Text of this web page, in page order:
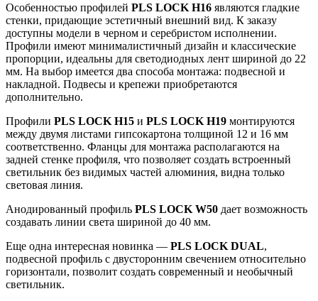
Особенностью профилей PLS LOCK H16 являются гладкие
стенки, придающие эстетичный внешний вид. К заказу
доступны модели в черном и серебристом исполнении.
Профили имеют минималистичный дизайн и классические
пропорции, идеальны для светодиодных лент шириной до 22
мм. На выбор имеется два способа монтажа: подвесной и
накладной. Подвесы и крепежи приобретаются
дополнительно.
Профили PLS LOCK H15 и PLS LOCK H19 монтируются
между двумя листами гипсокартона толщиной 12 и 16 мм
соответственно. Фланцы для монтажа располагаются на
задней стенке профиля, что позволяет создать встроенный
светильник без видимых частей алюминия, видна только
световая линия.
Анодированный профиль PLS LOCK W50 дает возможность
создавать линии света шириной до 40 мм.
Еще одна интересная новинка — PLS LOCK DUAL,
подвесной профиль с двусторонним свечением относительно
горизонтали, позволит создать современный и необычный
светильник.